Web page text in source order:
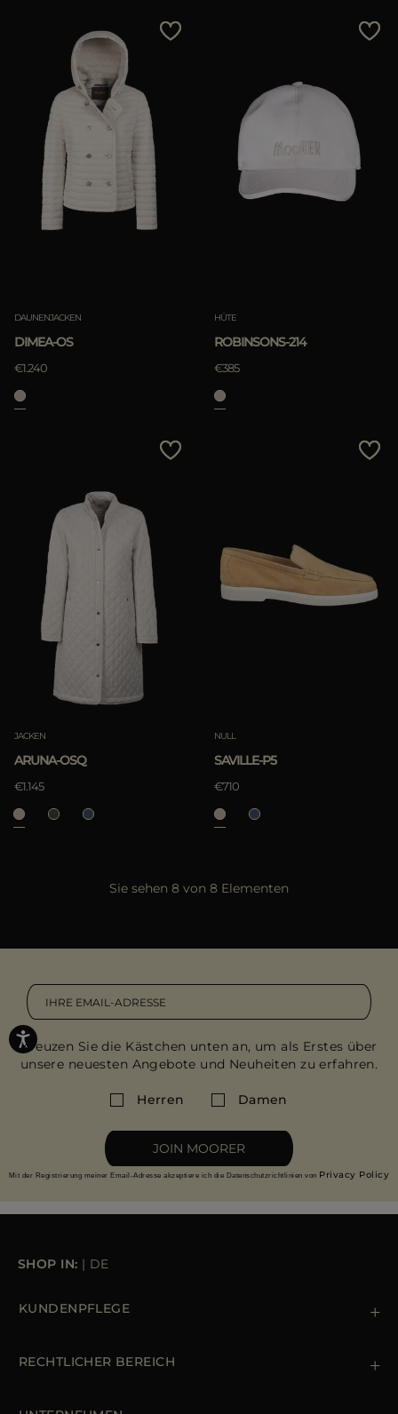
DAUNENJACKEN
DIMEA-OS
€1.240
HÜTE
ROBINSONS-214
€385
JACKEN
ARUNA-OSQ
€1.145
NULL
SAVILLE-P5
€710
Sie sehen 8 von 8 Elementen
Kreuzen Sie die Kästchen unten an, um als Erstes über
unsere neuesten Angebote und Neuheiten zu erfahren.
Herren Damen
JOIN MOORER
Mit der Registrierung meiner Email-Adresse akzeptiere ich die Datenschutzrichtlinien von Privacy Policy
SHOP IN: | DE
KUNDENPFLEGE
Bestellungen & Zahlungen
RECHTLICHER BEREICH